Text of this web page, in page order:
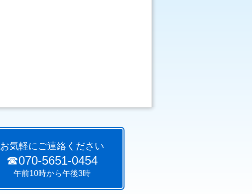
お気軽にご連絡ください
☎070-5651-0454
午前10時から午後3時